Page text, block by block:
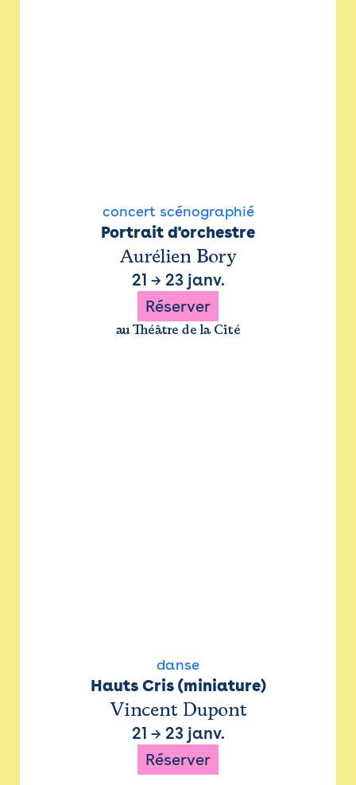
concert scénographié
Portrait d'orchestre
Aurélien Bory
21 → 23 janv.
Réserver
au Théâtre de la Cité
danse
Hauts Cris (miniature)
Vincent Dupont
21 → 23 janv.
Réserver